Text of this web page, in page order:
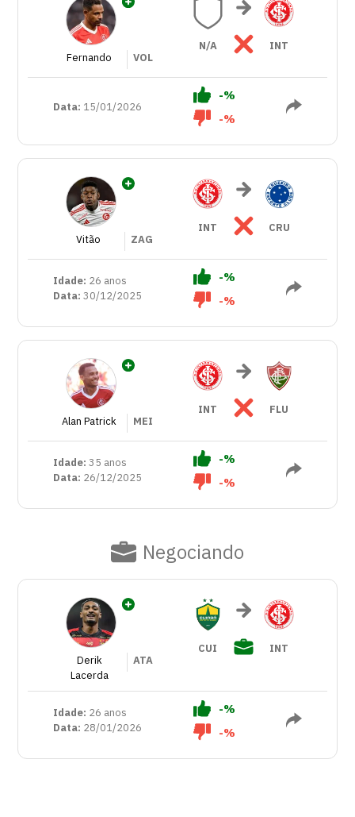
Fernando VOL
N/A INT
Data: 15/01/2026
-%
-%
Vitão ZAG
INT CRU
Idade: 26 anos
Data: 30/12/2025
-%
-%
Alan Patrick MEI
INT FLU
Idade: 35 anos
Data: 26/12/2025
-%
-%
Negociando
Derik
Lacerda
ATA
CUI INT
Idade: 26 anos
Data: 28/01/2026
-%
-%